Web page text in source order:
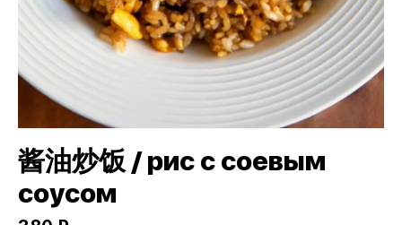
酱油炒饭 / рис с соевым
соусом